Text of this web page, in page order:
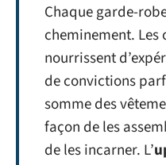
Chaque garde-
cheminement. Les
nourrissent
de convictions
somme des
façon de les
de les incarner. L’